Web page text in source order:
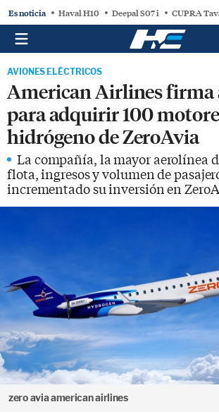
Es noticia Haval H10 Deepal S07 i CUPRA
AVIONES ELÉCTRICOS
American Airlines firma
para adquirir 100
hidrógeno de ZeroAvia
La compañía, la mayor aerolínea
flota, ingresos y volumen de
incrementado su inversión en
zero avia american airlines